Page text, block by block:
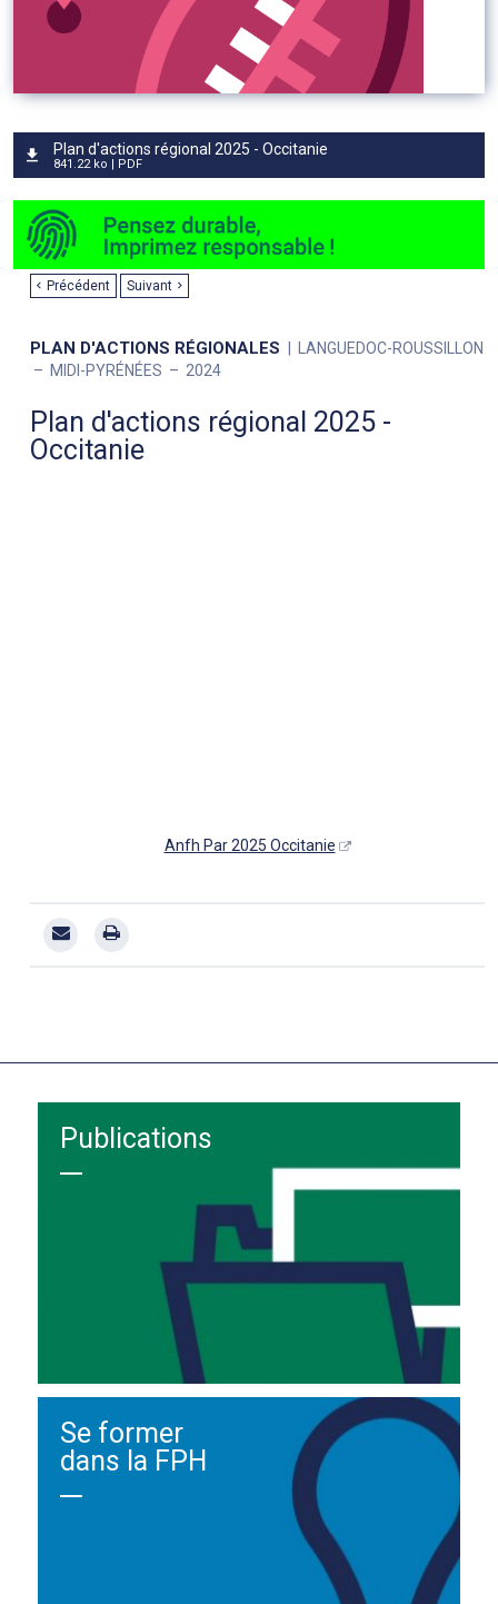
Plan d'actions régional 2025 - Occitanie
841.22 ko | PDF
Précédent Suivant
PLAN D'ACTIONS RÉGIONALES
LANGUEDOC-ROUSSILLON
MIDI-PYRÉNÉES
2024
Plan d'actions régional 2025 -
Occitanie
Anfh Par 2025 Occitanie
Publications
Se former
dans la FPH